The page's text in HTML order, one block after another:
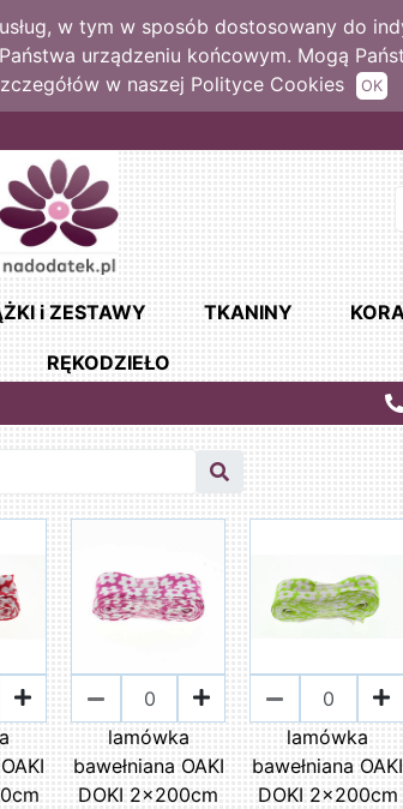
w tym w sposób dostosowany do
urządzeniu końcowym. Mogą
w naszej Polityce Cookies
OK
i ZESTAWY TKANINY
RĘKODZIEŁO
lamówka
bawełniana OAKI
DOKI 2x200cm
lamówka
bawełniana OAKI
DOKI 2x200cm